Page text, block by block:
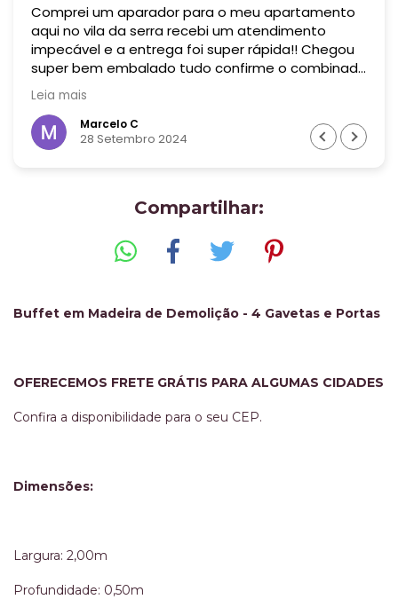
Comprei um aparador para o meu apartamento
aqui no vila da serra recebi um atendimento
impecável e a entrega foi super rápida!! Chegou
super bem embalado tudo confirme o combinado
! Era uma peça bem grande! Recomendo muito
essa empresa! Valeu cada centavo !
Leia mais
Marcelo C
28 Setembro 2024
Compartilhar:
Buffet em Madeira de Demolição - 4 Gavetas e Portas
OFERECEMOS FRETE GRÁTIS PARA ALGUMAS CIDADES
Confira a disponibilidade para o seu CEP.
Dimensões:
Largura: 2,00m
Profundidade: 0,50m